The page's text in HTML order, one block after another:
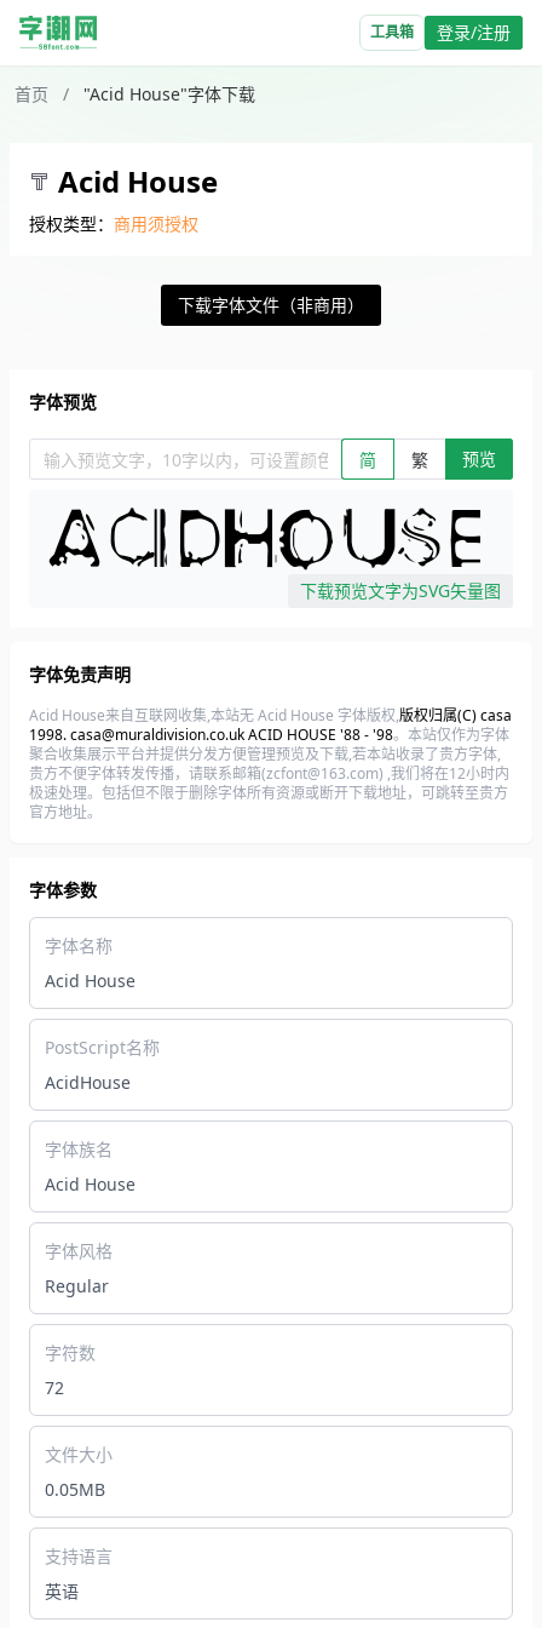
工具箱 登录/注册
首页 / "Acid House"字体下载
Acid House
授权类型： 商用须授权
下载字体文件（非商用）
字体预览
输入预览文字，10字以内，可设置颜色、大小、简繁。回车查看效
简 繁 预览
下载预览文字为SVG矢量图
字体免责声明
Acid House来自互联网收集,本站无 Acid House 字体版权,版权归属(C) casa
1998. casa@muraldivision.co.uk ACID HOUSE '88 - '98。本站仅作为字体
聚合收集展示平台并提供分发方便管理预览及下载,若本站收录了贵方字体,
贵方不便字体转发传播，请联系邮箱(zcfont@163.com) ,我们将在12小时内
极速处理。包括但不限于删除字体所有资源或断开下载地址，可跳转至贵方
官方地址。
字体参数
字体名称
Acid House
PostScript名称
AcidHouse
字体族名
Acid House
字体风格
Regular
字符数
72
文件大小
0.05MB
支持语言
英语